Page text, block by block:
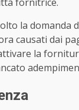
la domanda
causati dai
la